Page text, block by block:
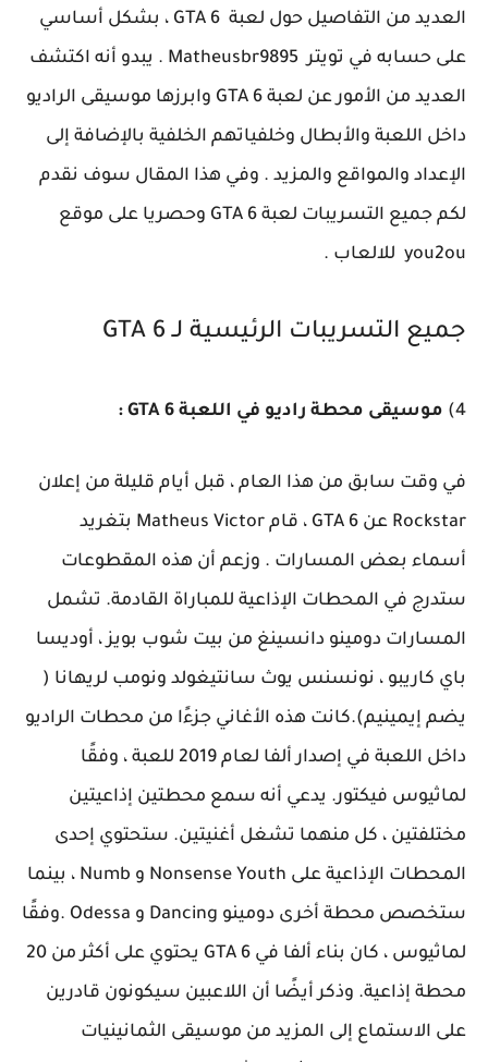
العديد من التفاصيل حول لعبة GTA 6 ، بشكل أساسي
على حسابه في تويتر Matheusbr9895 . يبدو أنه اكتشف
العديد من الأمور عن لعبة GTA 6 وابرزها موسيقى الراديو
داخل اللعبة والأبطال وخلفياتهم الخلفية بالإضافة إلى
الإعداد والمواقع والمزيد . وفي هذا المقال سوف نقدم
لكم جميع التسريبات لعبة GTA 6 وحصريا على موقع
you2ou للالعاب .
جميع التسريبات الرئيسية لـ GTA 6
4) موسيقى محطة راديو في اللعبة GTA 6 :
في وقت سابق من هذا العام ، قبل أيام قليلة من إعلان
Rockstar عن GTA 6 ، قام Matheus Victor بتغريد
أسماء بعض المسارات . وزعم أن هذه المقطوعات
ستدرج في المحطات الإذاعية للمباراة القادمة. تشمل
المسارات دومينو دانسينغ من بيت شوب بويز ، أوديسا
باي كاريبو ، نونسنس يوث سانتيغولد ونومب لريهانا (
يضم إيمينيم).كانت هذه الأغاني جزءًا من محطات الراديو
داخل اللعبة في إصدار ألفا لعام 2019 للعبة ، وفقًا
لماثيوس فيكتور. يدعي أنه سمع محطتين إذاعيتين
مختلفتين ، كل منهما تشغل أغنيتين. ستحتوي إحدى
المحطات الإذاعية على Nonsense Youth و Numb ، بينما
ستخصص محطة أخرى دومينو Dancing و Odessa .وفقًا
لماثيوس ، كان بناء ألفا في GTA 6 يحتوي على أكثر من 20
محطة إذاعية. وذكر أيضًا أن اللاعبين سيكونون قادرين
على الاستماع إلى المزيد من موسيقى الثمانينيات